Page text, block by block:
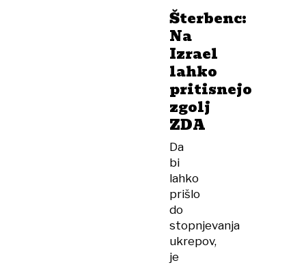
Šterbenc:
Na
Izrael
lahko
pritisnejo
zgolj
ZDA
Da
bi
lahko
prišlo
do
stopnjevanja
ukrepov,
je